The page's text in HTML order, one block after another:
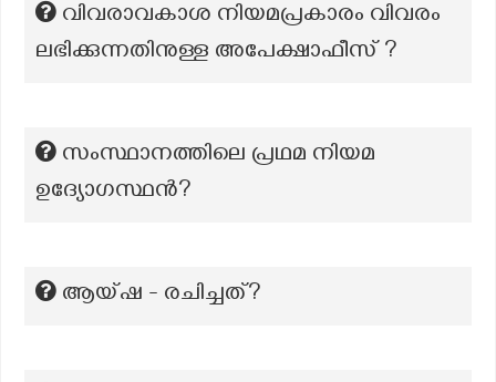
വിവരാവകാശ നിയമപ്രകാരം വിവരം
ലഭിക്കുന്നതിനുള്ള അപേക്ഷാഫീസ് ?
സംസ്ഥാനത്തിലെ പ്രഥമ നിയമ
ഉദ്യോഗസ്ഥൻ?
ആയ്ഷ - രചിച്ചത്?